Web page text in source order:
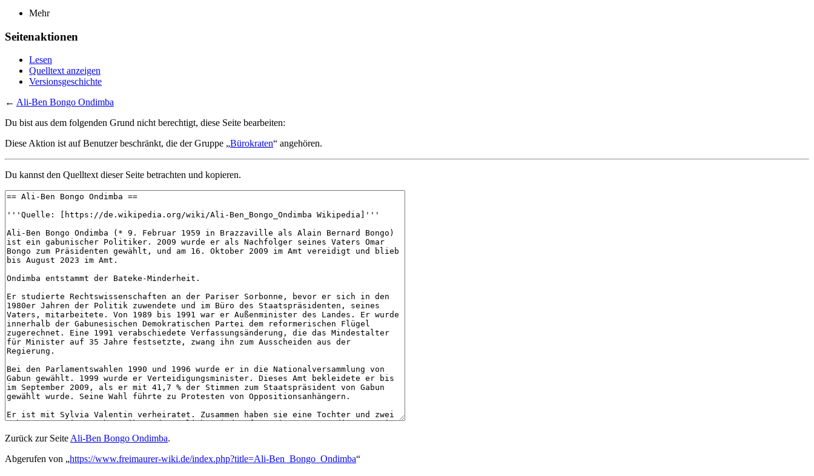
Mehr
Seitenaktionen
Lesen
Quelltext anzeigen
Versionsgeschichte
← Ali-Ben Bongo Ondimba
Du bist aus dem folgenden Grund nicht berechtigt, diese Seite bearbeiten:
Diese Aktion ist auf Benutzer beschränkt, die der Gruppe „Bürokraten“ angehören.
Du kannst den Quelltext dieser Seite betrachten und kopieren.
Zurück zur SeiteAli-Ben Bongo Ondimba.
Abgerufen von „https://www.freimaurer-wiki.de/index.php?title=Ali-Ben_Bongo_Ondimba“